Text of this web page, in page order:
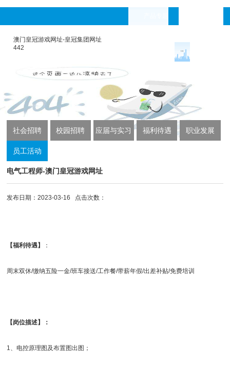
澳门皇冠游戏网址-皇冠集团网址
442
社会招聘 校园招聘 应届与实习 福利待遇 职业发展
员工活动
电气工程师-澳门皇冠游戏网址
发布日期：2023-03-16 点击次数：
【福利待遇】 ：
周末双休/缴纳五险一金/班车接送/工作餐/带薪年假/出差补贴/免费培训
【岗位描述】：
1、电控原理图及布置图出图；